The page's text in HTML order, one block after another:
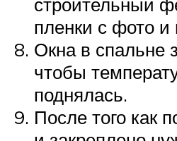
пленки с фото
Окна в спальне
чтобы
поднялась.
После того как